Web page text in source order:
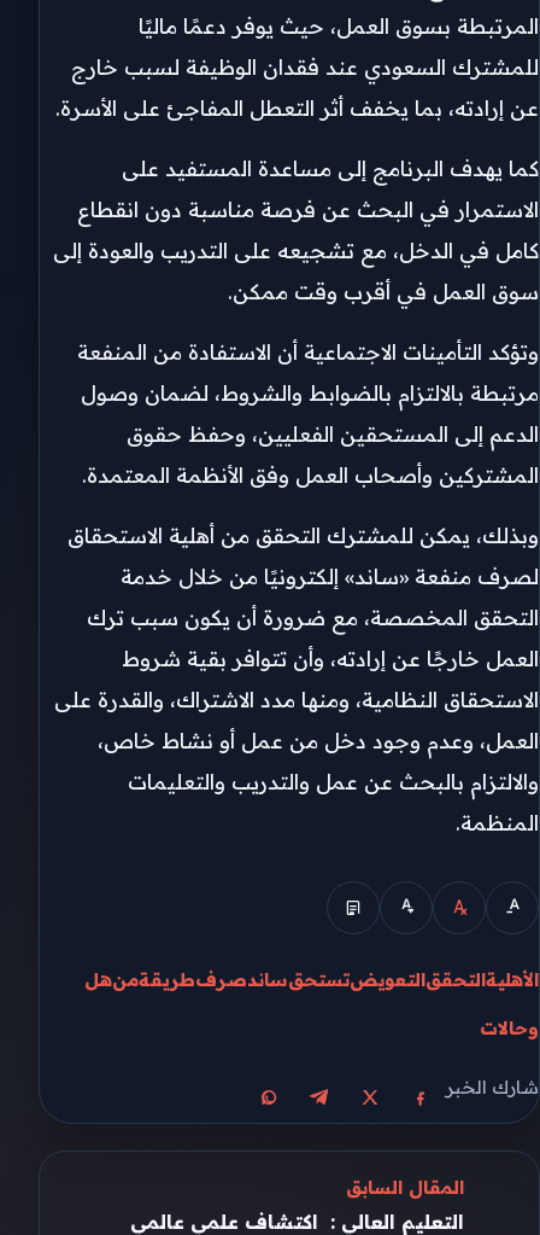
المرتبطة بسوق العمل، حيث يوفر دعمًا ماليًا
للمشترك السعودي عند فقدان الوظيفة لسبب خارج
عن إرادته، بما يخفف أثر التعطل المفاجئ على الأسرة.
كما يهدف البرنامج إلى مساعدة المستفيد على
الاستمرار في البحث عن فرصة مناسبة دون انقطاع
كامل في الدخل، مع تشجيعه على التدريب والعودة إلى
سوق العمل في أقرب وقت ممكن.
وتؤكد التأمينات الاجتماعية أن الاستفادة من المنفعة
مرتبطة بالالتزام بالضوابط والشروط، لضمان وصول
الدعم إلى المستحقين الفعليين، وحفظ حقوق
المشتركين وأصحاب العمل وفق الأنظمة المعتمدة.
وبذلك، يمكن للمشترك التحقق من أهلية الاستحقاق
لصرف منفعة «ساند» إلكترونيًا من خلال خدمة
التحقق المخصصة، مع ضرورة أن يكون سبب ترك
العمل خارجًا عن إرادته، وأن تتوافر بقية شروط
الاستحقاق النظامية، ومنها مدد الاشتراك، والقدرة على
العمل، وعدم وجود دخل من عمل أو نشاط خاص،
والالتزام بالبحث عن عمل والتدريب والتعليمات
المنظمة.
الأهليةالتحققالتعويضتستحقساندصرفطريقةمنهل
وحالات
شارك الخبر
مشاركة على فيسبوك
مشاركة على Xمشاركة على تيليجرام
مشاركة على واتساب
المقال السابق
التعليم العالي : اكتشاف علمي عالمي